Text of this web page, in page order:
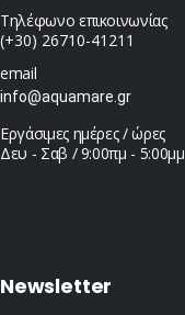
Τηλέφωνο επικοινωνίας
(+30) 26710-41211
email
info@aquamare.gr
Εργάσιμες ημέρες / ώρες
Δευ - Σαβ / 9:00πμ - 5:00μμ
Newsletter